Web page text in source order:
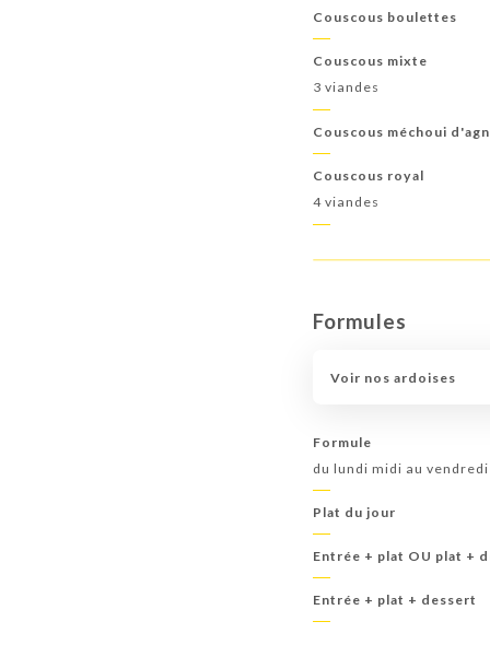
Couscous boulettes
Couscous mixte
3 viandes
Couscous méchoui
Couscous royal
4 viandes
Formules
Voir nos ardoises
Formule
du lundi midi au
Plat du jour
Entrée + plat OU plat +
Entrée + plat + dessert